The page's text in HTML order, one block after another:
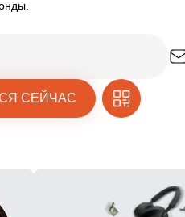
СЕЙЧАС